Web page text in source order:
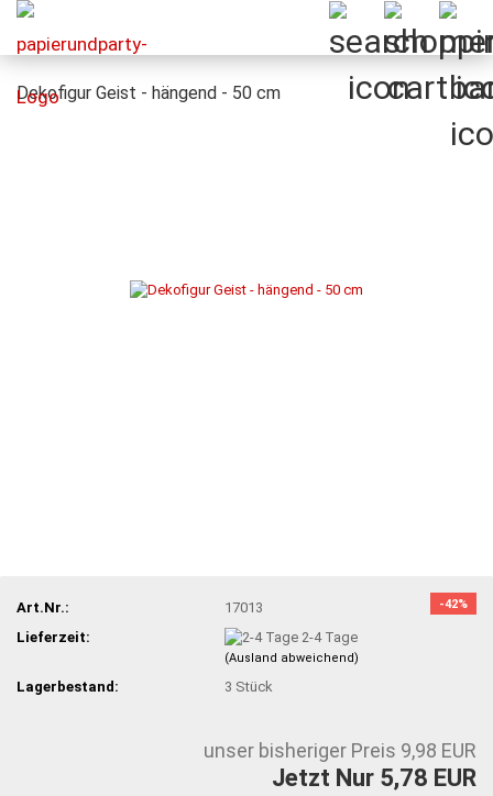
Dekofigur Geist - hängend - 50 cm
-42%
Art.Nr.:
17013
Lieferzeit:
2-4 Tage
(Ausland abweichend)
Lagerbestand: 3 Stück
unser bisheriger Preis 9,98 EUR
Jetzt Nur 5,78 EUR